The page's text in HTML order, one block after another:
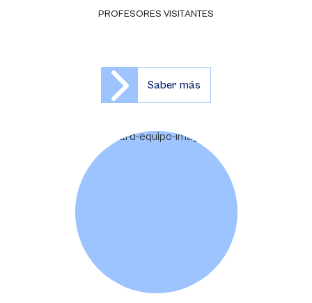
PROFESORES VISITANTES
Saber más